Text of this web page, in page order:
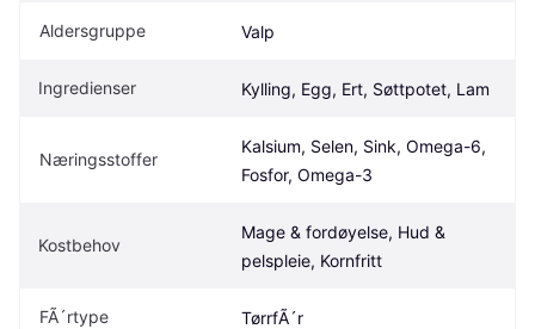
Aldersgruppe Valp
Ingredienser Kylling, Egg, Ert, Søttpotet, Lam
Næringsstoffer
Kalsium, Selen, Sink, Omega-6,
Fosfor, Omega-3
Kostbehov
Mage & fordøyelse, Hud &
pelspleie, Kornfritt
FÃ´rtype TørrfÃ´r